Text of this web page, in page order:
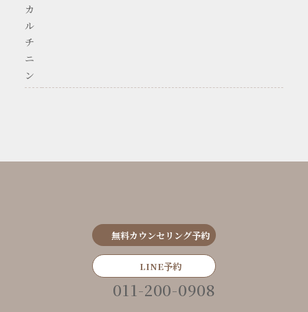
カ
ル
チ
ニ
ン
無料カウンセリング予約
LINE予約
011-200-0908